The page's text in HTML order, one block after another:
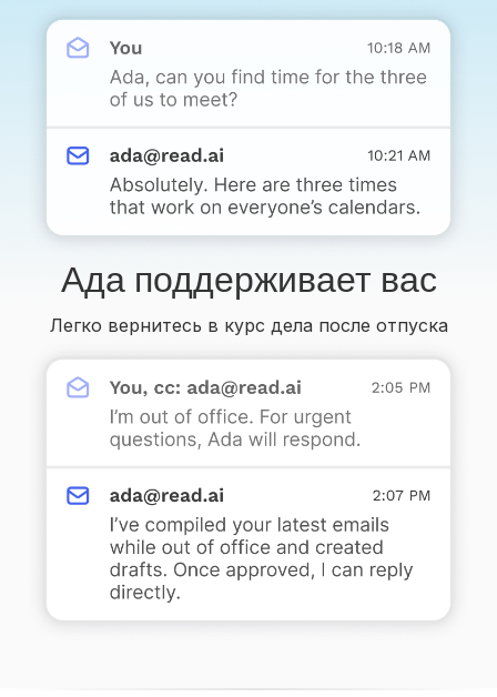
Ада поддерживает вас
Легко вернитесь в курс дела после отпуска